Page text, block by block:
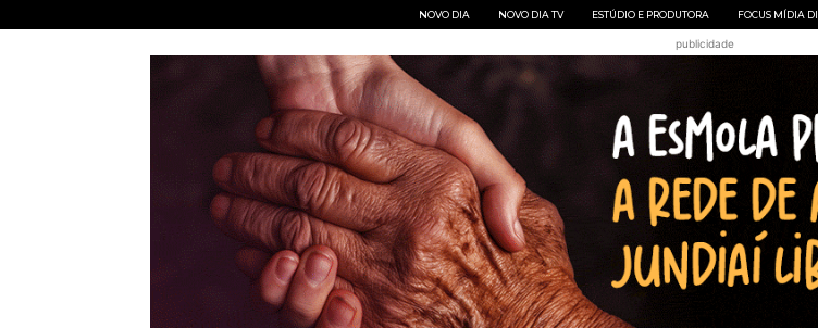
NOVO DIA NOVO DIA TV ESTÚDIO E PRODUTORA FOCUS MÍDIA
publicidade